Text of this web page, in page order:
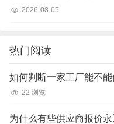
2026-08-05
热门阅读
如何判断一家工厂能不能
22 浏览
为什么有些供应商报价永